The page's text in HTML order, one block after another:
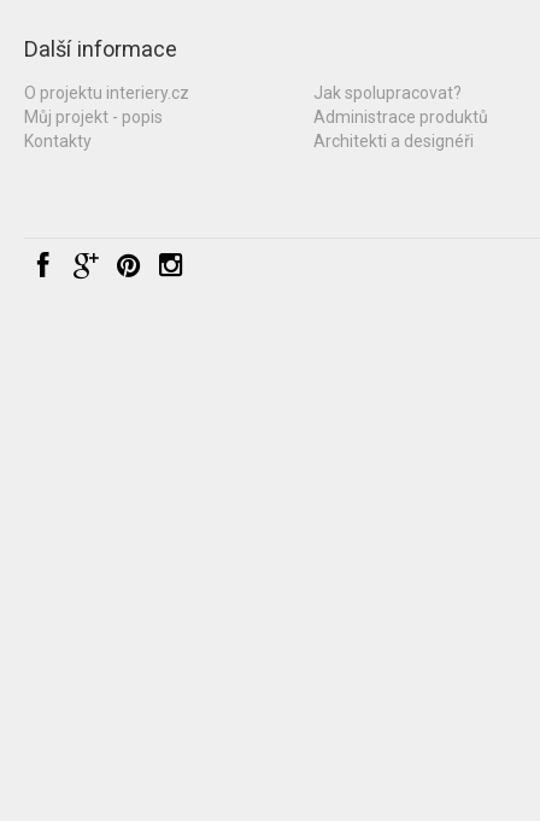
Další informace
O projektu interiery.cz
Můj projekt - popis
Kontakty
Jak spolupracovat?
Administrace produktů
Architekti a designéři